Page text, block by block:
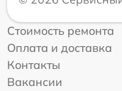
Стоимость ремонта
Оплата и доставка
Контакты
Вакансии